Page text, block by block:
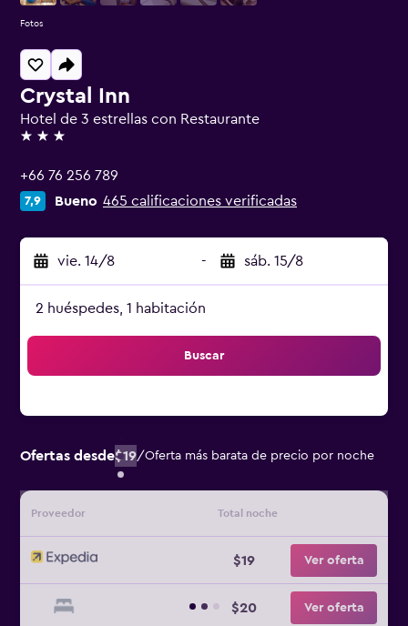
Crystal Inn
Hotel de 3 estrellas con Restaurante
3 estrellas
+66 76 256 789
7,9 Bueno 465 calificaciones verificadas
vie. 14/8 - sáb. 15/8
2 huéspedes, 1 habitación
Buscar
Ofertas desde$19/Oferta más barata de precio por noche
Proveedor Total noche
$19 Ver oferta
$20 Ver oferta
Fotos